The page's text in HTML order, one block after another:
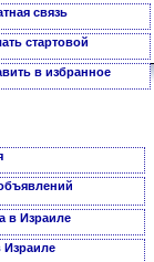
связь
стартовой
в избранное
в Израиле
Израиле